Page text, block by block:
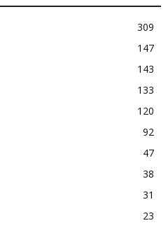
309
147
143
133
120
92
47
38
31
23